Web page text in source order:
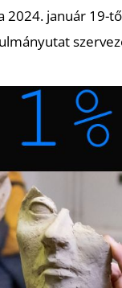
2024. január 19-